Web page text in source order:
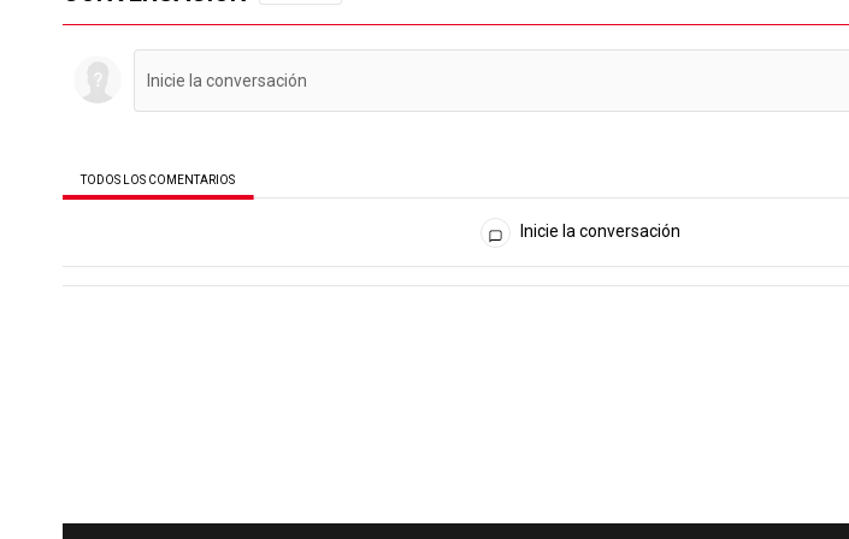
TODOS LOS COMENTARIOS
Inicie la conversación